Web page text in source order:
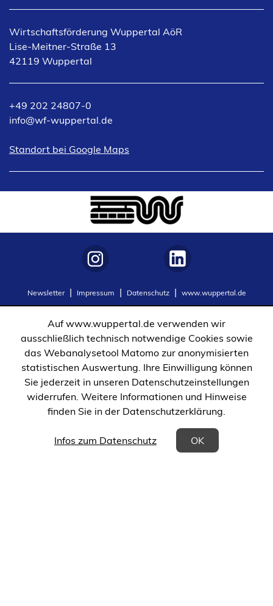
Wirtschaftsförderung Wuppertal AöR
Lise-Meitner-Straße 13
42119 Wuppertal
+49 202 24807-0
info
wf-wuppertal de
Standort bei Google Maps
(Öffnet
neuen
Newsletter
in
Impressum Datenschutz www.wuppertal.de
in
Auf www.wuppertal.de verwenden wir
ausschließlich technisch notwendige Cookies sowie
das Webanalysetool Matomo zur anonymisierten
statistischen Auswertung. Ihre Einwilligung können
Sie jederzeit in unseren Datenschutzeinstellungen
widerrufen. Weitere Informationen und Hinweise
finden Sie in der Datenschutzerklärung.
Infos zum Datenschutz
(Öffnet in einem neuen Tab) OK